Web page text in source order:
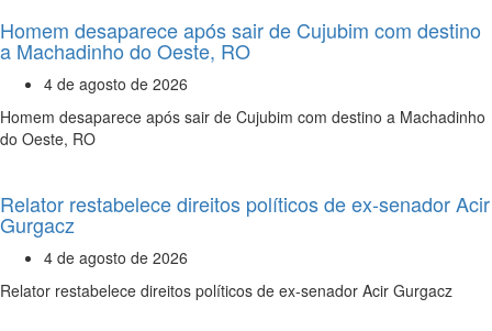
Homem desaparece após sair de Cujubim com destino
a Machadinho do Oeste, RO
4 de agosto de 2026
Homem desaparece após sair de Cujubim com destino a Machadinho
do Oeste, RO
Relator restabelece direitos políticos de ex-senador Acir
Gurgacz
4 de agosto de 2026
Relator restabelece direitos políticos de ex-senador Acir Gurgacz